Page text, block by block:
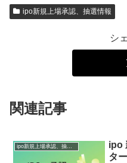
ipo新規上場承認、抽選情報
シ
関連記事
ipo新規上場承認、抽選情報
ipo
タ